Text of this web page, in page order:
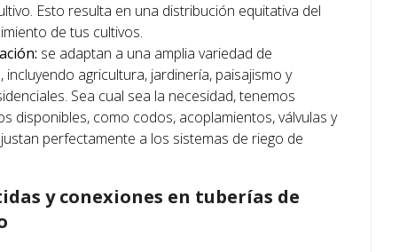
Esto resulta en una distribución equitativa del
de tus cultivos.
se adaptan a una amplia variedad de
incluyendo agricultura, jardinería, paisajismo y
Sea cual sea la necesidad, tenemos
disponibles, como codos, acoplamientos, válvulas y
perfectamente a los sistemas de riego de
y conexiones en tuberías de